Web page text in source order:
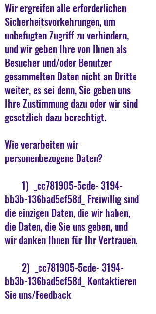
Wir ergreifen alle erforderlichen
Sicherheitsvorkehrungen, um
unbefugten Zugriff zu verhindern,
und wir geben Ihre von Ihnen als
Besucher und/oder Benutzer
gesammelten Daten nicht an Dritte
weiter, es sei denn, Sie geben uns
Ihre Zustimmung dazu oder wir sind
gesetzlich dazu berechtigt.
Wie verarbeiten wir
personenbezogene Daten?
1) _cc781905-5cde- 3194-
bb3b-136bad5cf58d_ Freiwillig sind
die einzigen Daten, die wir haben,
die Daten, die Sie uns geben, und
wir danken Ihnen für Ihr Vertrauen.
2) _cc781905-5cde- 3194-
bb3b-136bad5cf58d_ Kontaktieren
Sie uns/Feedback